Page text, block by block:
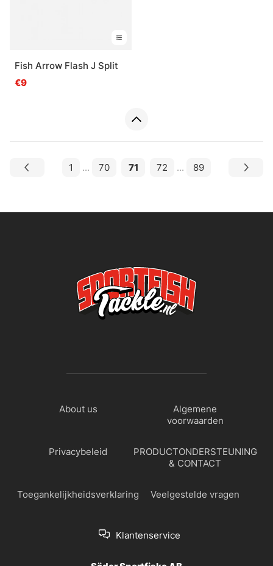
Fish Arrow Flash J Split
€9
1 ... 70 71 72 ... 89
About us
Algemene
voorwaarden
Privacybeleid
PRODUCTONDERSTEUNING
& CONTACT
Toegankelijkheidsverklaring Veelgestelde vragen
Klantenservice